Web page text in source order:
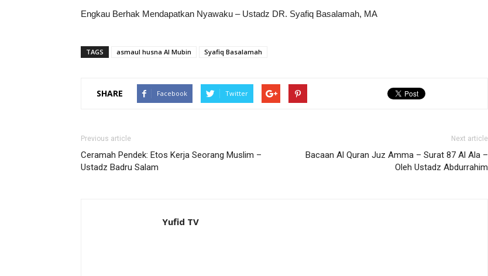
Engkau Berhak Mendapatkan Nyawaku – Ustadz DR. Syafiq Basalamah, MA
TAGS asmaul husna Al Mubin Syafiq Basalamah
SHARE Facebook Twitter
Previous article
Ceramah Pendek: Etos Kerja Seorang Muslim –
Ustadz Badru Salam
Next article
Bacaan Al Quran Juz Amma – Surat 87 Al Ala –
Oleh Ustadz Abdurrahim
Yufid TV